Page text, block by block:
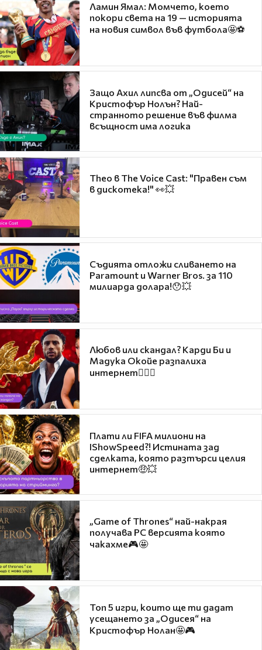
Ламин Ямал: Момчето, което
покори света на 19 — историята
на новия символ във футбола🤩⚽
Защо Ахил липсва от „Одисей“ на
Кристофър Нолън? Най-
странното решение във филма
всъщност има логика
Theo в The Voice Cast: "Правен съм
в дискотека!" 👀💥
Съдията отложи сливането на
Paramount и Warner Bros. за 110
милиарда долара!😯💥
Любов или скандал? Карди Би и
Мадука Окойе разпалиха
интернет❤️‍🔥🔥
Плати ли FIFA милиони на
IShowSpeed?! Истината зад
сделката, която разтърси целия
интернет🤑💥
„Game of Thrones“ най-накрая
получава PC версията която
чакахме🎮🤩
Топ 5 игри, които ще ти дадат
усещането за „Одисея“ на
Кристофър Нолан🤩🎮